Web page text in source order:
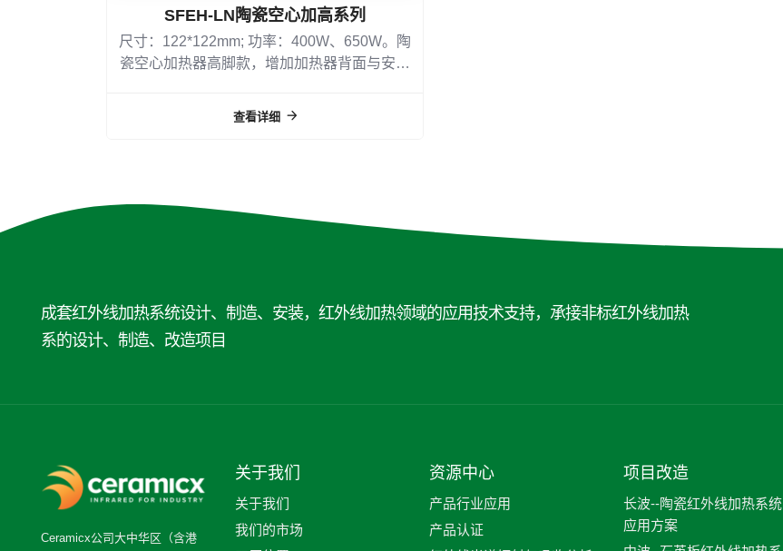
SFEH-LN陶瓷空心加高系列
尺寸：122*122mm; 功率：400W、650W。陶
瓷空心加热器高脚款，增加加热器背面与安装
加热器的互换性
查看详细
成套红外线加热系统设计、制造、安装，红外线加热领域的应用技术支持，承接非标红外线加热
系的设计、制造、改造项目
Ceramicx公司大中华区（含港
关于我们
关于我们
我们的市场
资源中心
产品行业应用
产品认证
项目改造
长波--陶瓷红外线加热系统
应用方案